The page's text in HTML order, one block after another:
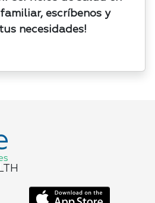
escríbenos y
necesidades!